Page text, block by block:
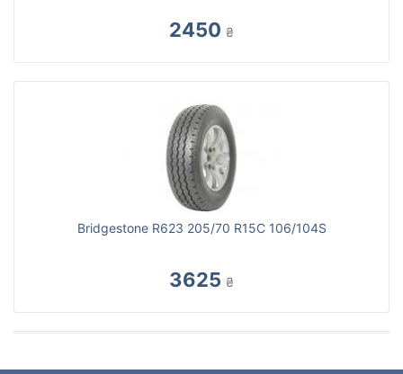
2450 ₴
Bridgestone R623 205/70 R15C 106/104S
3625 ₴